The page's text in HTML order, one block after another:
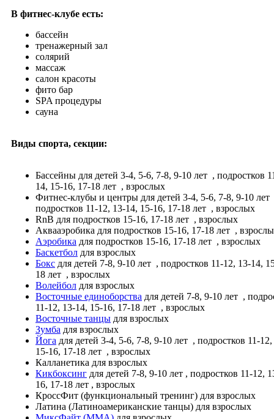
В фитнес-клубе есть:
бассейн
тренажерный зал
солярий
массаж
салон красоты
фито бар
SPA процедуры
сауна
Виды спорта, секции:
Бассейны для детей 3-4, 5-6, 7-8, 9-10 лет , подростков
14, 15-16, 17-18 лет , взрослых
Фитнес-клубы и центры для детей 3-4, 5-6, 7-8, 9-10 лет
подростков 11-12, 13-14, 15-16, 17-18 лет , взрослых
RnB для подростков 15-16, 17-18 лет , взрослых
Аквааэробика для подростков 15-16, 17-18 лет ,
Аэробика для подростков 15-16, 17-18 лет , взрослых
Баскетбол для взрослых
Бокс для детей 7-8, 9-10 лет , подростков 11-12, 13-14,
18 лет , взрослых
Волейбол для взрослых
Восточные единоборства для детей 7-8, 9-10 лет ,
11-12, 13-14, 15-16, 17-18 лет , взрослых
Восточные танцы для взрослых
Зумба для взрослых
Йога для детей 3-4, 5-6, 7-8, 9-10 лет , подростков 11-
15-16, 17-18 лет , взрослых
Калланетика для взрослых
Кикбоксинг для детей 7-8, 9-10 лет , подростков 11-12,
16, 17-18 лет , взрослых
КроссФит (функциональный тренинг) для взрослых
Латина (Латиноамериканские танцы) для взрослых